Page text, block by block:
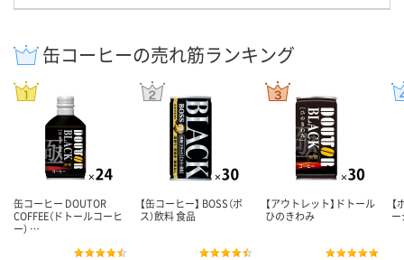
缶コーヒーの売れ筋ランキング
缶コーヒー DOUTOR
COFFEE（ドトールコーヒ
ー） …
【缶コーヒー】 BOSS（ボ
ス）飲料 食品
【アウトレット】ドトール
ひのきわみ